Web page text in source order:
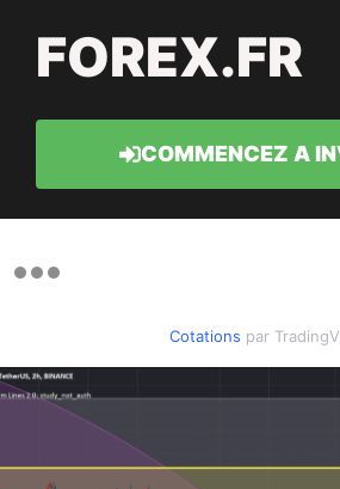
FOREX.FR
COMMENCEZ A
Cotations par